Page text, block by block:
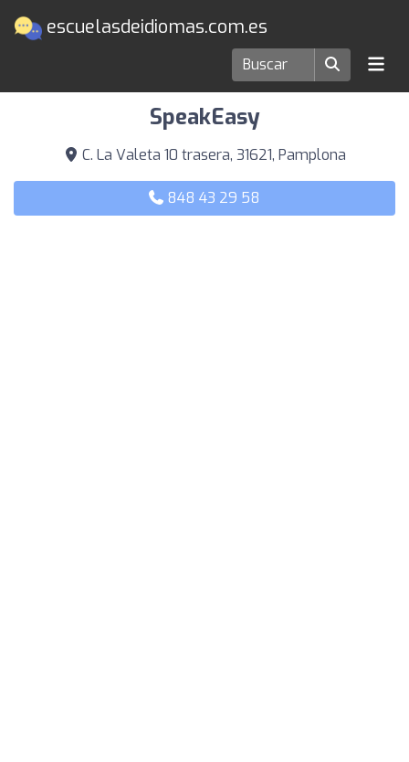
escuelasdeidiomas.com.es
Escuelas de idiomas en Pamplona
SpeakEasy
C. La Valeta 10 trasera, 31621, Pamplona
848 43 29 58